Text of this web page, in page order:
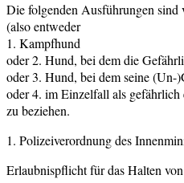
Die folgenden Ausführungen
(also entweder
1. Kampfhund
oder 2. Hund, bei dem die
oder 3. Hund, bei dem seine (Un-
oder 4. im Einzelfall als
zu beziehen.
1. Polizeiverordnung des
Erlaubnispflicht für das Halten